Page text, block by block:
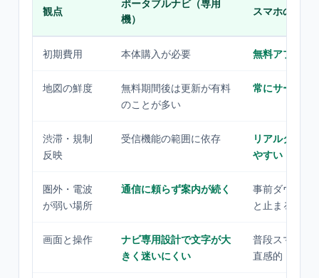
観点
ポータブルナビ（専用
機）
スマホの地図
初期費用 本体購入が必要 無料アプリで
地図の鮮度
無料期間後は更新が有料
のことが多い
常にサーバ側
渋滞・規制
反映
受信機能の範囲に依存
リアルタイム
やすい
圏外・電波
が弱い場所
通信に頼らず案内が続く
事前ダウンロ
と止まること
画面と操作
ナビ専用設計で文字が大
きく迷いにくい
普段スマホを
直感的